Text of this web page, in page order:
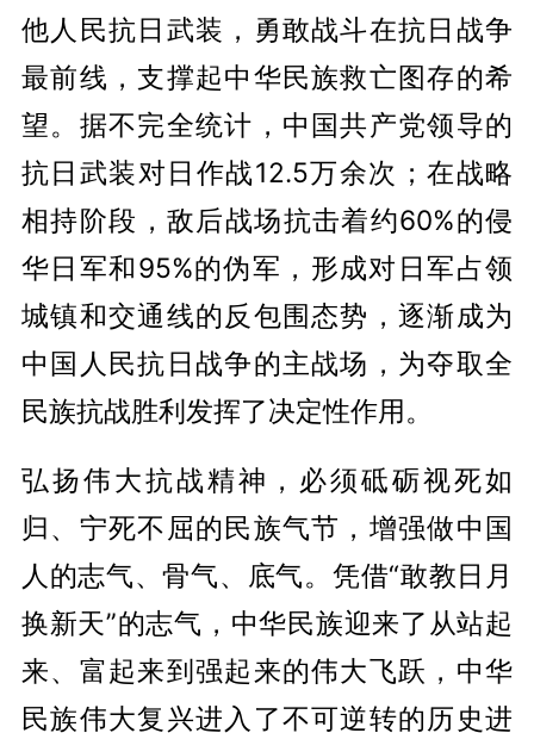
他人民抗日武装，勇敢战斗在抗日战争
最前线，支撑起中华民族救亡图存的希
望。据不完全统计，中国共产党领导的
抗日武装对日作战12.5万余次；在战略
相持阶段，敌后战场抗击着约60%的侵
华日军和95%的伪军，形成对日军占领
城镇和交通线的反包围态势，逐渐成为
中国人民抗日战争的主战场，为夺取全
民族抗战胜利发挥了决定性作用。
弘扬伟大抗战精神，必须砥砺视死如
归、宁死不屈的民族气节，增强做中国
人的志气、骨气、底气。凭借“敢教日月
换新天”的志气，中华民族迎来了从站起
来、富起来到强起来的伟大飞跃，中华
民族伟大复兴进入了不可逆转的历史进